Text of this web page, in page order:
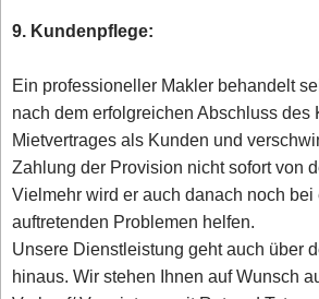
9. Kundenpflege:
Ein professioneller Makler behandelt
nach dem erfolgreichen Abschluss des
Mietvertrages als Kunden und
Zahlung der Provision nicht sofort von
Vielmehr wird er auch danach noch bei
auftretenden Problemen helfen.
Unsere Dienstleistung geht auch über
hinaus. Wir stehen Ihnen auf Wunsch